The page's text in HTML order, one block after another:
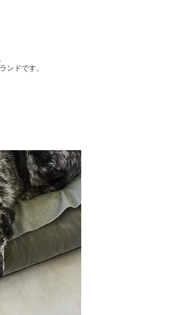
ンドです。